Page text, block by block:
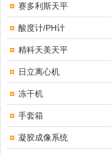
赛多利斯天平
酸度计/PH计
精科天美天平
日立离心机
冻干机
手套箱
凝胶成像系统